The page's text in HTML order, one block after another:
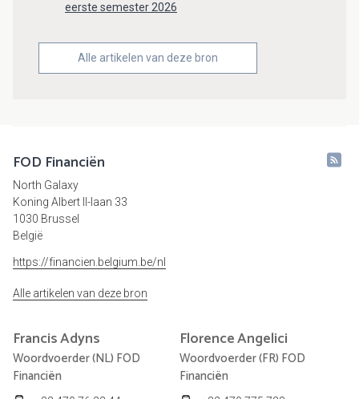
eerste semester 2026
Alle artikelen van deze bron
FOD Financiën
North Galaxy
Koning Albert II-laan 33
1030 Brussel
België
https://financien.belgium.be/nl
Alle artikelen van deze bron
FrancisAdyns
Woordvoerder (NL) FOD
Financiën
FlorenceAngelici
Woordvoerder (FR) FOD
Financiën